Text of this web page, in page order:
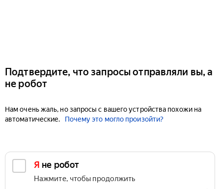
Подтвердите, что запросы отправляли вы, а
не робот
Нам очень жаль, но запросы с вашего устройства похожи на
автоматические.
Почему это могло произойти?
Я не робот
Нажмите, чтобы продолжить